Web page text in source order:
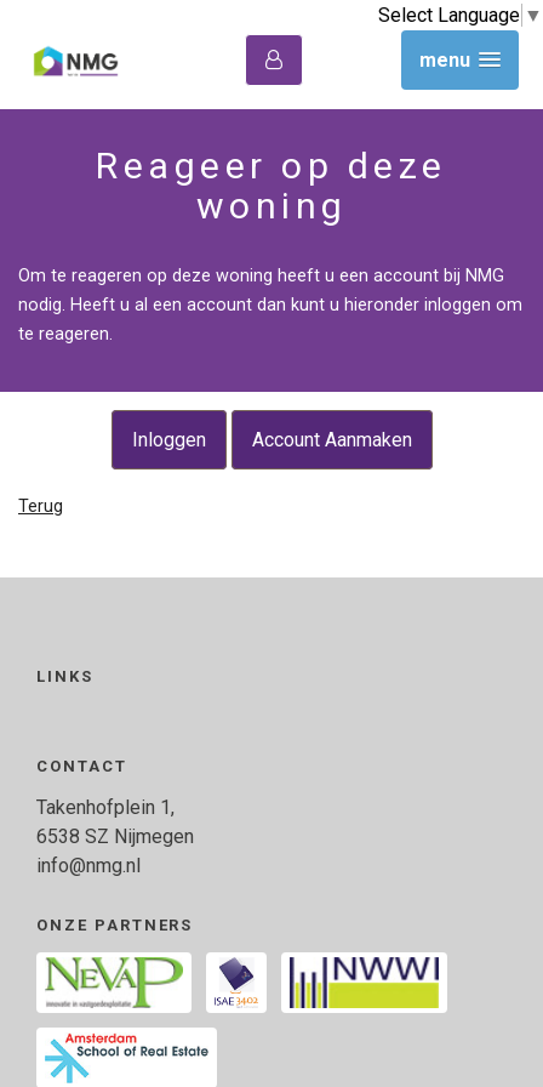
menu
Select Language ▼
Reageer op deze
woning
Om te reageren op deze woning heeft u een account bij NMG
nodig. Heeft u al een account dan kunt u hieronder inloggen om
te reageren.
Inloggen Account Aanmaken
Terug
LINKS
CONTACT
Takenhofplein 1,
6538 SZ Nijmegen
info@nmg.nl
ONZE PARTNERS